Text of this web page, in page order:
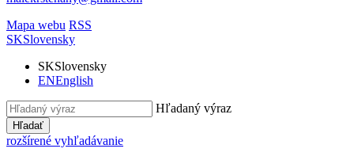
Mapa webu RSS
SKSlovensky
SKSlovensky
ENEnglish
Hľadaný výraz
Hľadať
rozšírené vyhľadávanie